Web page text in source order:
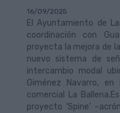
16/09/2025
El Ayuntamiento de
coordinación con
proyecta la mejora de
nuevo sistema de
intercambio modal
Giménez Navarro,
comercial La
proyecto ‘Spine’